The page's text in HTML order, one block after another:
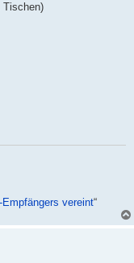
Tischen)
vereint“